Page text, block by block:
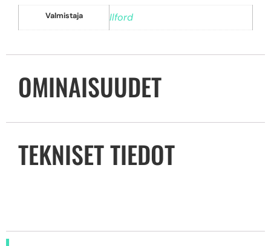
Valmistaja Ilford
OMINAISUUDET
TEKNISET TIEDOT